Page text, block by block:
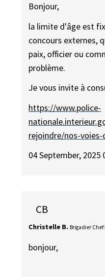
Bonjour,
la limite d'âge est
concours externes,
paix, officier ou
problème.
Je vous invite à
https://www.police-
rejoindre/nos-
04 September, 2025
CB
Christelle B. Brigadier
bonjour,